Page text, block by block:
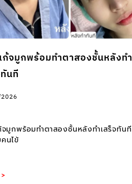
ก้จมูกพร้อมทำตาสองชั้นหลังทำ
นที
จมูกพร้อมทำตาสองชั้นหลังทำเสร็จทันที
นไข้